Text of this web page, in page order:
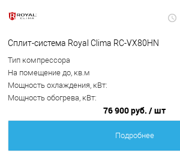
Сплит-система Royal Clima RC-VX80HN
Тип компрессора
На помещение до, кв.м
Мощность охлаждения, кВт:
Мощность обогрева, кВт:
76 900 руб. / шт
Подробнее